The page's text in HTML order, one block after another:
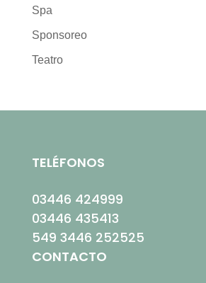
Spa
Sponsoreo
Teatro
TELÉFONOS
03446 424999
03446 435413
549 3446 252525
CONTACTO